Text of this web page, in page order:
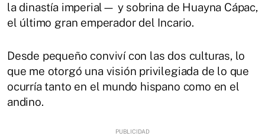
la dinastía imperial— y sobrina de Huayna Cápac,
el último gran emperador del Incario.
Desde pequeño conviví con las dos culturas, lo
que me otorgó una visión privilegiada de lo que
ocurría tanto en el mundo hispano como en el
andino.